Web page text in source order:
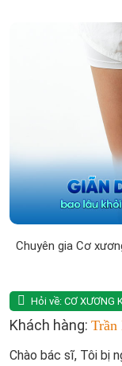
Chuyên gia Cơ
Hỏi về: CƠ XƯƠNG
Khách hàng: Trần
Chào bác sĩ, Tôi bị